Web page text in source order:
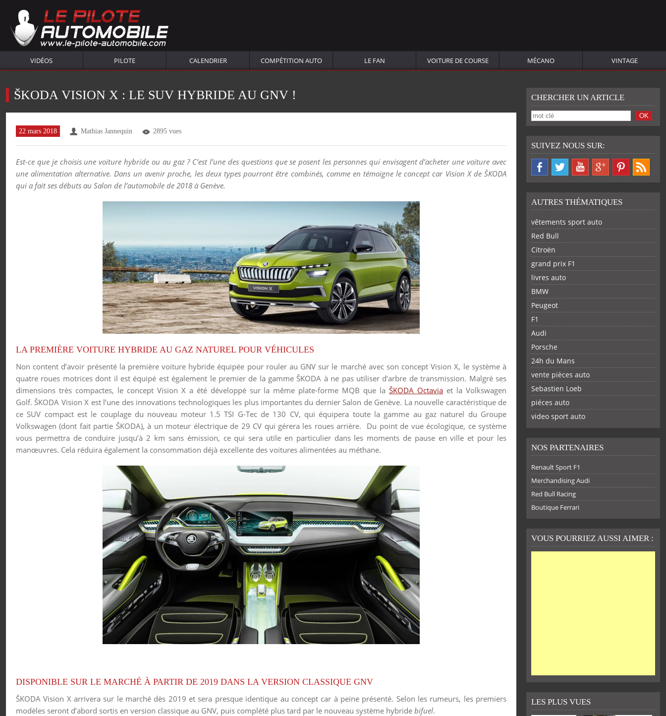
VIDÉOS PILOTE CALENDRIER COMPÉTITION AUTO LE FAN VOITURE DE COURSE MÉCANO VINTAGE
ŠKODA VISION X : LE SUV HYBRIDE AU GNV !
22 mars 2018 Mathias Jannequin 2895 vues
Est-ce que je choisis une voiture hybride ou au gaz ? C’est l’une des questions que se posent les personnes qui envisagent d’acheter une voiture avec
une alimentation alternative. Dans un avenir proche, les deux types pourront être combinés, comme en témoigne le concept car Vision X de ŠKODA
qui a fait ses débuts au Salon de l’automobile de 2018 à Genève.
LA PREMIÈRE VOITURE HYBRIDE AU GAZ NATUREL POUR VÉHICULES
Non content d’avoir présenté la première voiture hybride équipée pour rouler au GNV sur le marché avec son concept Vision X, le système à
quatre roues motrices dont il est équipé est également le premier de la gamme ŠKODA à ne pas utiliser d’arbre de transmission. Malgré ses
dimensions très compactes, le concept Vision X a été développé sur la même plate-forme MQB que laŠKODA Octavia et la Volkswagen
Golf. ŠKODA Vision X est l’une des innovations technologiques les plus importantes du dernier Salon de Genève. La nouvelle caractéristique de
ce SUV compact est le couplage du nouveau moteur 1.5 TSI G-Tec de 130 CV, qui équipera toute la gamme au gaz naturel du Groupe
Volkswagen (dont fait partie ŠKODA), à un moteur électrique de 29 CV qui gérera les roues arrière. Du point de vue écologique, ce système
vous permettra de conduire jusqu’à 2 km sans émission, ce qui sera utile en particulier dans les moments de pause en ville et pour les
manœuvres. Cela réduira également la consommation déjà excellente des voitures alimentées au méthane.
DISPONIBLE SUR LE MARCHÉ À PARTIR DE 2019 DANS LA VERSION CLASSIQUE GNV
ŠKODA Vision X arrivera sur le marché dès 2019 et sera presque identique au concept car à peine présenté. Selon les rumeurs, les premiers
modèles seront d’abord sortis en version classique au GNV, puis complété plus tard par le nouveau système hybride bifuel.
CHERCHER UN ARTICLE
SUIVEZ NOUS SUR:
FACEBOOKTWITTER
AUTRES THÉMATIQUES
vêtements sport auto
Red Bull
Citroën
grand prix F1
livres auto
BMW
Peugeot
F1
Audi
Porsche
24h du Mans
vente pièces auto
Sebastien Loeb
piéces auto
video sport auto
NOS PARTENAIRES
Renault Sport F1
Merchandising Audi
Red Bull Racing
Boutique Ferrari
VOUS POURRIEZ AUSSI AIMER :
LES PLUS VUES